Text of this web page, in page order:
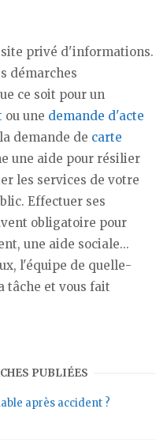
site privé d'informations.
démarches
ce soit pour un
ou une demande d'acte
demande de carte
une aide pour résilier
les services de votre
Effectuer ses
obligatoire pour
une aide sociale...
l'équipe de quelle-
tâche et vous fait
PUBLIÉES
après accident ?